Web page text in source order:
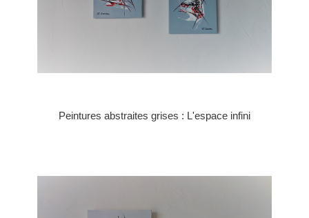
Peintures abstraites grises : L'espace infini